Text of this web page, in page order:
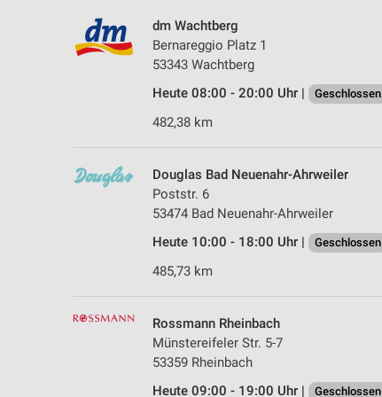
dm Wachtberg
Bernareggio Platz 1
53343 Wachtberg
Heute 08:00 - 20:00 Uhr |
Geschlossen
482,38 km
Douglas Bad Neuenahr-Ahrweiler
Poststr. 6
53474 Bad Neuenahr-Ahrweiler
Heute 10:00 - 18:00 Uhr |
Geschlossen
485,73 km
Rossmann Rheinbach
Münstereifeler Str. 5-7
53359 Rheinbach
Heute 09:00 - 19:00 Uhr |
Geschlossen